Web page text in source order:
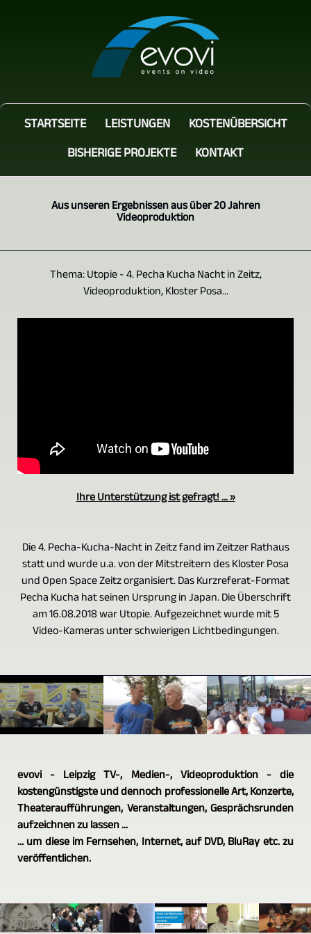
STARTSEITE LEISTUNGEN
KOSTENÜBERSICHT
BISHERIGE PROJEKTE
KONTAKT
Aus unseren Ergebnissen aus über 20 Jahren
Videoproduktion
Thema: Utopie - 4. Pecha Kucha Nacht in Zeitz,
Videoproduktion, Kloster Posa...
Ihre Unterstützung ist gefragt! ... »
Die 4. Pecha-Kucha-Nacht in Zeitz fand im Zeitzer Rathaus
statt und wurde u.a. von der Mitstreitern des Kloster Posa
und Open Space Zeitz organisiert. Das Kurzreferat-Format
Pecha Kucha hat seinen Ursprung in Japan. Die Überschrift
am 16.08.2018 war Utopie. Aufgezeichnet wurde mit 5
Video-Kameras unter schwierigen Lichtbedingungen.
evovi - Leipzig TV-, Medien-, Videoproduktion - die
kostengünstigste und dennoch professionelle Art, Konzerte,
Theateraufführungen, Veranstaltungen, Gesprächsrunden
aufzeichnen zu lassen ...
… um diese im Fernsehen, Internet, auf DVD, BluRay etc. zu
veröffentlichen.